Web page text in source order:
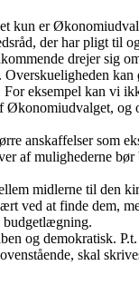
er
der har pligt til
drejer sig
eksempel kan vi
anskaffelser som
af mulighederne
midlerne til den
ved at finde dem,
budgetlægning.
og demokratisk.
skal